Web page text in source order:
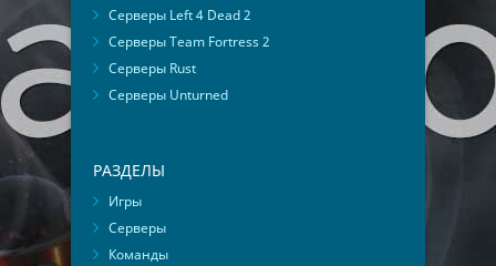
Серверы Left 4 Dead 2
Серверы Team Fortress 2
Серверы Rust
Серверы Unturned
РАЗДЕЛЫ
Игры
Серверы
Команды